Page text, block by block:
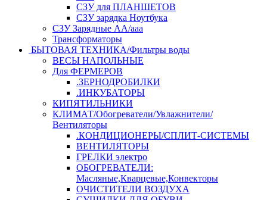
СЗУ для ПЛАНШЕТОВ
СЗУ зарядка Ноутбука
СЗУ Зарядные АА/ааа
Трансформаторы
БЫТОВАЯ ТЕХНИКА/Фильтры воды
ВЕСЫ НАПОЛЬНЫЕ
Для ФЕРМЕРОВ
.ЗЕРНОДРОБИЛКИ
.ИНКУБАТОРЫ
КИПЯТИЛЬНИКИ
КЛИМАТ/Обогреватели/Увлажнители/
Вентиляторы
.КОНДИЦИОНЕРЫ/СПЛИТ-СИСТЕМЫ
ВЕНТИЛЯТОРЫ
ГРЕЛКИ электро
ОБОГРЕВАТЕЛИ:
Масляные,Кварцевые,Конвекторы
ОЧИСТИТЕЛИ ВОЗДУХА